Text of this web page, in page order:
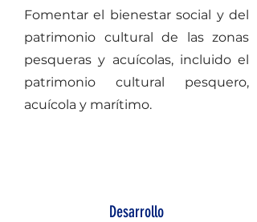
Fomentar el bienestar social y del
patrimonio cultural de las zonas
pesqueras y acuícolas, incluido el
patrimonio cultural pesquero,
acuícola y marítimo.
Desarrollo